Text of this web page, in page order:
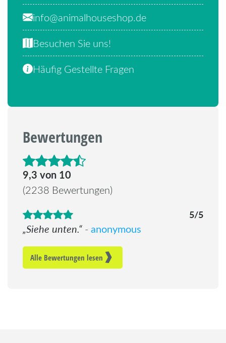
info@animalhouseshop.de
Besuchen Sie uns!
Häufig Gestellte Fragen
Bewertungen
4.6 von 5 Sternen
9,3 von 10
(2238 Bewertungen)
5/5
Siehe unten. - anonymous
Alle Bewertungen lesen